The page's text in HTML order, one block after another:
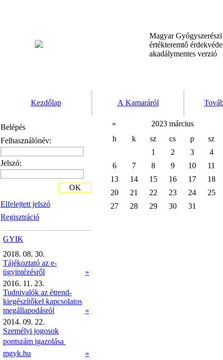
Magyar
értékteremtő
akadálymentes verzió
Kezdőlap A Kamaráról
Belépés
Felhasználónév:
Jelszó:
Elfelejtett jelszó
Regisztráció
OK
GYIK
2018. 08. 30.
Tájékoztató az e-
ügyintézésről
»
2016. 11. 23.
Tudnivalók az étrend-
kiegészítőkel kapcsolatos
megállapodásról
»
2014. 09. 22.
Személyi jogosok
pontszám igazolása 
mgyk.hu
»
«
2023 március
h
k sz cs p
sz
1
2 3
4
6
7 8 9 10
11
13
14 15 16 17
18
20
21 22 23 24
25
27
28 29 30 31